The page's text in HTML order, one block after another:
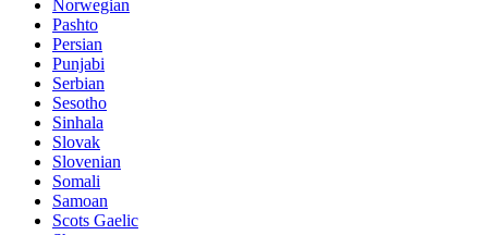
Norwegian
Pashto
Persian
Punjabi
Serbian
Sesotho
Sinhala
Slovak
Slovenian
Somali
Samoan
Scots Gaelic